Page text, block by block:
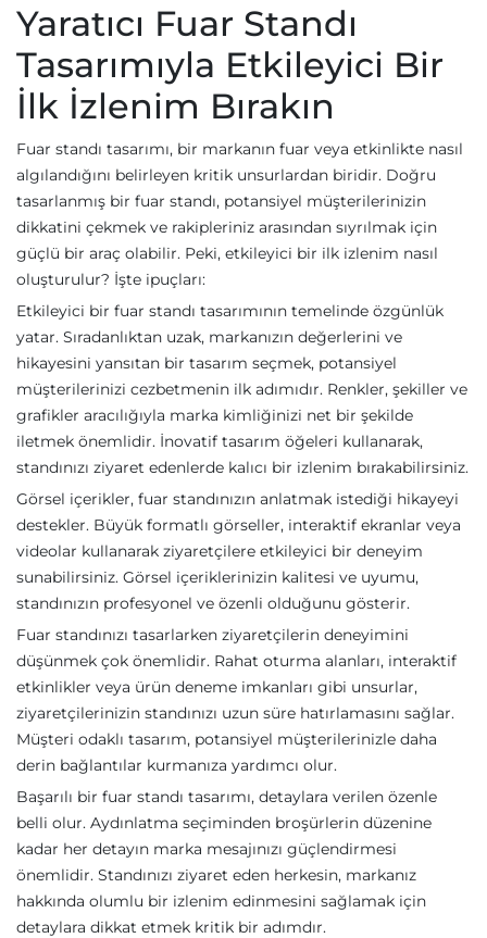
Yaratıcı Fuar Standı
Tasarımıyla Etkileyici Bir
İlk İzlenim Bırakın
Fuar standı tasarımı, bir markanın fuar veya etkinlikte nasıl
algılandığını belirleyen kritik unsurlardan biridir. Doğru
tasarlanmış bir fuar standı, potansiyel müşterilerinizin
dikkatini çekmek ve rakipleriniz arasından sıyrılmak için
güçlü bir araç olabilir. Peki, etkileyici bir ilk izlenim nasıl
oluşturulur? İşte ipuçları:
Etkileyici bir fuar standı tasarımının temelinde özgünlük
yatar. Sıradanlıktan uzak, markanızın değerlerini ve
hikayesini yansıtan bir tasarım seçmek, potansiyel
müşterilerinizi cezbetmenin ilk adımıdır. Renkler, şekiller ve
grafikler aracılığıyla marka kimliğinizi net bir şekilde
iletmek önemlidir. İnovatif tasarım öğeleri kullanarak,
standınızı ziyaret edenlerde kalıcı bir izlenim bırakabilirsiniz.
Görsel içerikler, fuar standınızın anlatmak istediği hikayeyi
destekler. Büyük formatlı görseller, interaktif ekranlar veya
videolar kullanarak ziyaretçilere etkileyici bir deneyim
sunabilirsiniz. Görsel içeriklerinizin kalitesi ve uyumu,
standınızın profesyonel ve özenli olduğunu gösterir.
Fuar standınızı tasarlarken ziyaretçilerin deneyimini
düşünmek çok önemlidir. Rahat oturma alanları, interaktif
etkinlikler veya ürün deneme imkanları gibi unsurlar,
ziyaretçilerinizin standınızı uzun süre hatırlamasını sağlar.
Müşteri odaklı tasarım, potansiyel müşterilerinizle daha
derin bağlantılar kurmanıza yardımcı olur.
Başarılı bir fuar standı tasarımı, detaylara verilen özenle
belli olur. Aydınlatma seçiminden broşürlerin düzenine
kadar her detayın marka mesajınızı güçlendirmesi
önemlidir. Standınızı ziyaret eden herkesin, markanız
hakkında olumlu bir izlenim edinmesini sağlamak için
detaylara dikkat etmek kritik bir adımdır.